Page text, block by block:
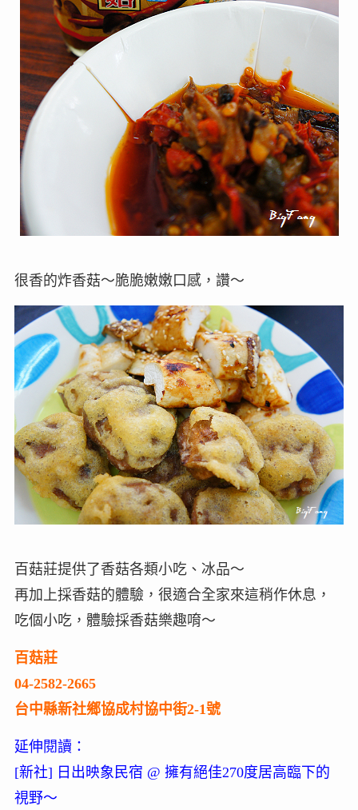
很香的炸香菇～脆脆嫩嫩口感，讚～
百菇莊提供了香菇各類小吃、冰品～
再加上採香菇的體驗，很適合全家來這稍作休息，
吃個小吃，體驗採香菇樂趣唷～
百菇莊
04-2582-2665
台中縣新社鄉協成村協中街2-1號
延伸閱讀：
[新社] 日出映象民宿 @ 擁有絕佳270度居高臨下的
視野～